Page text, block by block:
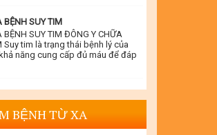
BỆNH SUY TIM
BỆNH SUY TIM ĐÔNG Y CHỮA
Suy tim là trạng thái bệnh lý của
năng cung cấp đủ máu để đáp
BỆNH TỪ XA